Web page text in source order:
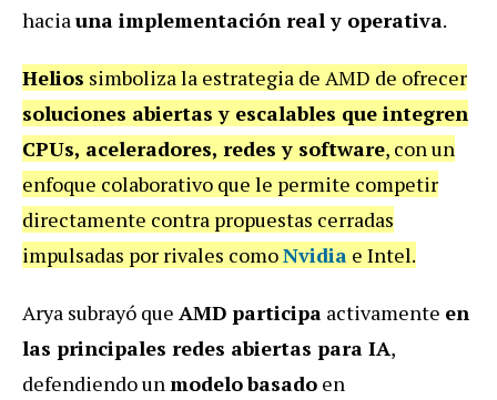
haciauna implementación real y operativa.
Helios simboliza la estrategia de AMD de ofrecer
soluciones abiertas y escalables que integren
CPUs, aceleradores, redes y software, con un
enfoque colaborativo que le permite competir
directamente contra propuestas cerradas
impulsadas por rivales comoNvidia e Intel.
Arya subrayó que AMD participa activamente en
las principales redes abiertas para IA,
defendiendo unmodelobasado en